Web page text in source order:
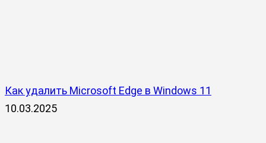
Как удалить Microsoft Edge в Windows 11
10.03.2025